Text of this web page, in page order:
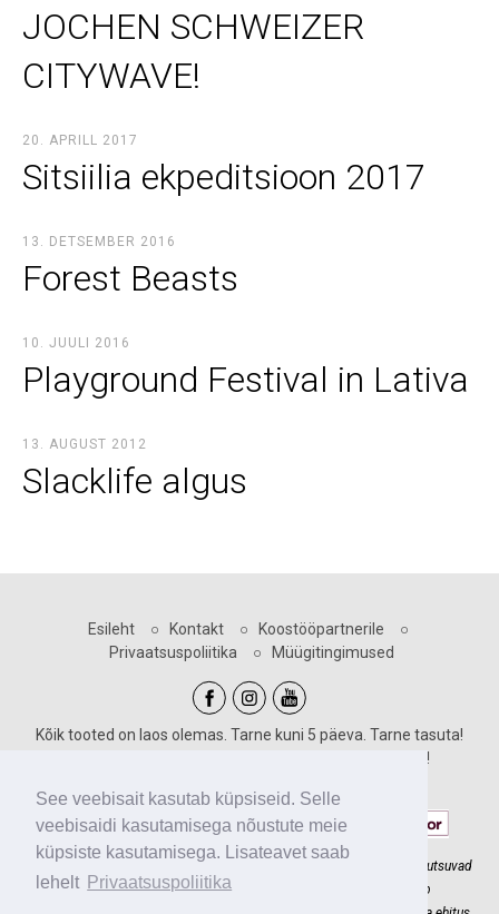
See veebisait kasutab küpsiseid. Selle
veebisaidi kasutamisega nõustute meie
küpsiste kasutamisega. Lisateavet saab
lehelt Privaatsuspoliitika
JOCHEN SCHWEIZER
CITYWAVE!
20. APRILL 2017
Sitsiilia ekpeditsioon 2017
13. DETSEMBER 2016
Forest Beasts
10. JUULI 2016
Playground Festival in Lativa
13. AUGUST 2012
Slacklife algus
Esileht○ Kontakt○ Koostööpartnerile ○
Privaatsuspoliitika
○ Müügitingimused
Kõik tooted on laos olemas. Tarne kuni 5 päeva. Tarne tasuta!
Sooduskoodid kehtivad vastava märgiga toodetele!
Maksevõimalused:
Slackline.ee meeskonnaga ehitame põnevaid madalseiklusradu, mis kutsuvad
lapsi õue liikuma. Ronimine seikluspargis ja slackline'il arendab